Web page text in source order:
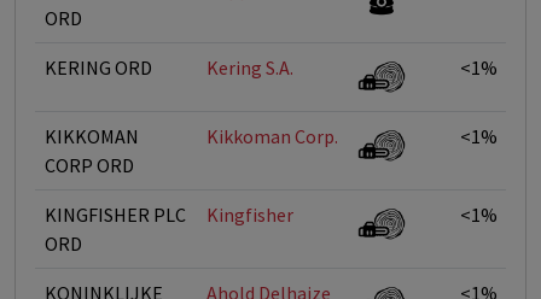
ORD
KERING ORD Kering S.A. <1%
KIKKOMAN
CORP ORD
Kikkoman Corp. <1%
KINGFISHER PLC
ORD
Kingfisher <1%
KONINKLIJKE
Ahold Delhaize <1%